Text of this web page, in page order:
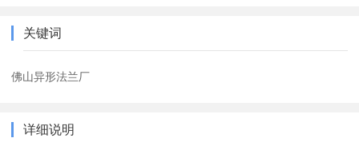
关键词
佛山异形法兰厂
详细说明